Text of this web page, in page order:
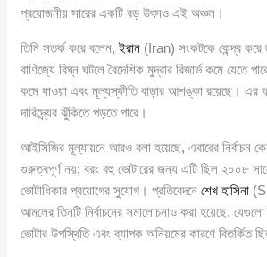
প্রয়োজনীয় সারের একটি বড় উৎসও এই অঞ্চল।
তিনি সতর্ক করে বলেন,ইরান (Iran) সংকটকে কেন্দ্র করে
বাণিজ্যে বিঘ্ন ঘটলে বৈদেশিক মুদ্রার রিজার্ভ কমে যেতে
কমে যাওয়া এবং মূল্যস্ফীতি বাড়ার আশঙ্কা রয়েছে। এর
দারিদ্র্যের ঝুঁকিতে পড়তে পারে।
আইসিজির মূল্যায়নে আরও বলা হয়েছে, এবারের নির্বাচন
গুরুত্বপূর্ণ নয়; বরং বহু ভোটারের জন্য এটি ছিল ২০০৮
ভোটাধিকার প্রয়োগের সুযোগ। প্রতিবেদনেশেখ হাসিনা
আমলের তিনটি নির্বাচনের সমালোচনাও করা হয়েছে,
ভোটার উপস্থিতি এবং ব্যাপক অনিয়মের কারণে বিতর্কিত